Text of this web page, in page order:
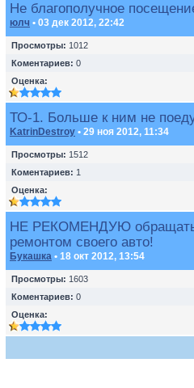
Не благополучное
юлч • 03 дек 2012, 22:42
Просмотры: 1012
Коментариев: 0
Оценка:
ТО-1. Больше к ним не
KatrinDestroy • 29 ноя 2012, 11:34
Просмотры: 1512
Коментариев: 1
Оценка:
НЕ РЕКОМЕНДУЮ
ремонтом своего авто!
Букашка • 18 окт 2012, 13:54
Просмотры: 1603
Коментариев: 0
Оценка: